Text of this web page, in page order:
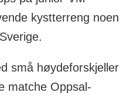
kystterreng noen
små høydeforskjeller
matche Oppsal-